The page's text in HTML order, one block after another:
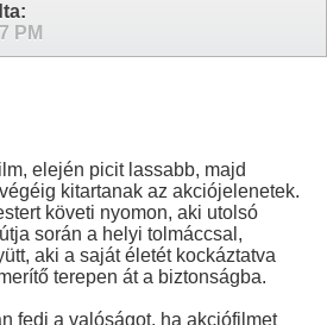
PM
elején picit lassabb, majd
kitartanak az akciójelenetek.
követi nyomon, aki utolsó
során a helyi tolmáccsal,
aki a saját életét kockáztatva
terepen át a biztonságba.
fedi a valóságot, ha akciófilmet